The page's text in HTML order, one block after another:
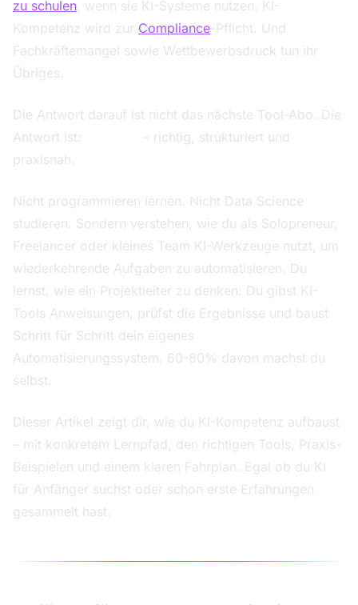
zu schulen , wenn sie KI-Systeme nutzen. KI-
Kompetenz wird zur Compliance -Pflicht. Und
Fachkräftemangel sowie Wettbewerbsdruck tun ihr
Übriges.
Die Antwort darauf ist nicht das nächste Tool-Abo. Die
Antwort ist:
– richtig, strukturiert und
praxisnah.
Nicht programmieren lernen. Nicht Data Science
studieren. Sondern verstehen, wie du als Solopreneur,
Freelancer oder kleines Team KI-Werkzeuge nutzt, um
wiederkehrende Aufgaben zu automatisieren. Du
lernst, wie ein Projektleiter zu denken: Du gibst KI-
Tools Anweisungen, prüfst die Ergebnisse und baust
Schritt für Schritt dein eigenes
Automatisierungssystem. 60-80% davon machst du
selbst.
Dieser Artikel zeigt dir, wie du KI-Kompetenz aufbaust
– mit konkretem Lernpfad, den richtigen Tools, Praxis-
Beispielen und einem klaren Fahrplan. Egal ob du KI
für Anfänger suchst oder schon erste Erfahrungen
gesammelt hast.